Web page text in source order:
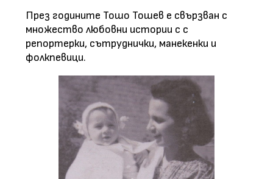
През годините Тошо Тошев е свързван с
множество любовни истории с с
репортерки, сътруднички, манекенки и
фолкпевици.